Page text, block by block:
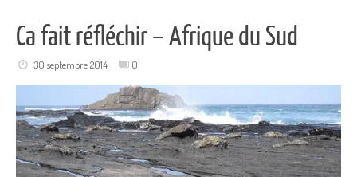
Ca fait réfléchir – Afrique du Sud
30 septembre 2014 0